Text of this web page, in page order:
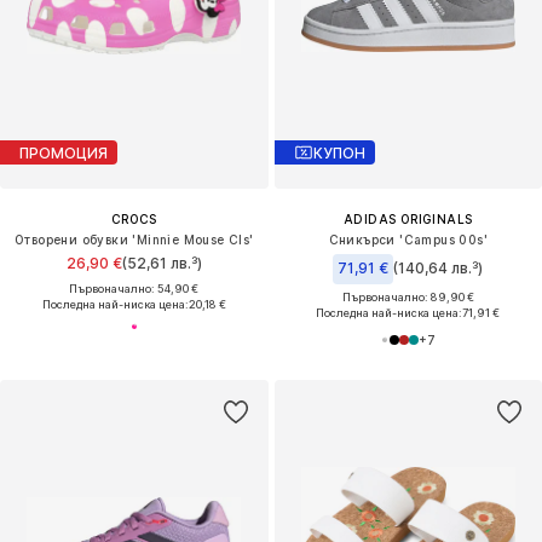
ПРОМОЦИЯ
CROCS
Отворени обувки 'Minnie Mouse Cls'
26,90 €(52,61 лв.³)
Първоначално: 54,90 €
Последна най-ниска цена:20,18 €
КУПОН
ADIDAS ORIGINALS
Сникърси 'Campus 00s'
71,91 € (140,64 лв.³)
Първоначално: 89,90 €
Последна най-ниска цена:71,91 €
+7